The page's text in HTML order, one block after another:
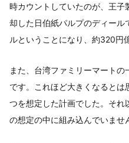
時カウントしていたのが、王子
却した日伯紙パルプのディール
ルということになり、約320円
また、台湾ファミリーマート
です。これほど大きくなると
つを想定した計画でした。それ
の想定の中に組み込んでいませ